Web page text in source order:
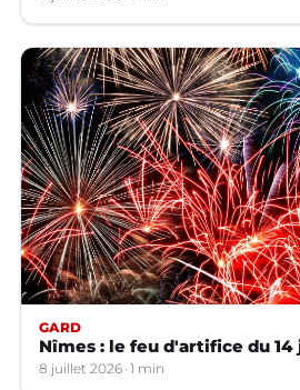
GARD
Nîmes : le feu d'artifice du
8 juillet 2026 1 min